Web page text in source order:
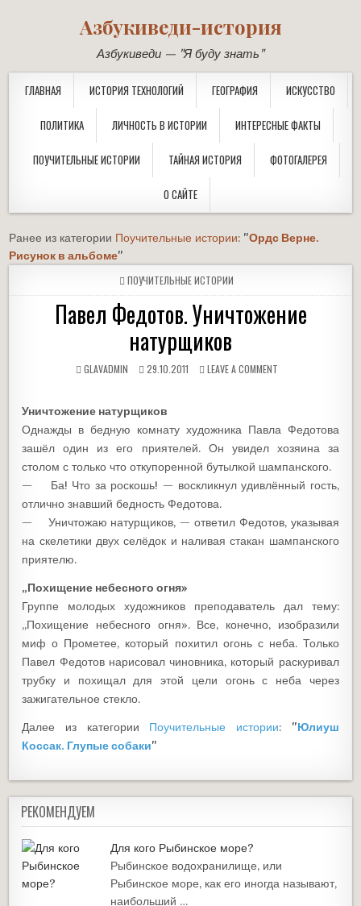
Азбукиведи-история
Азбукиведи — "Я буду знать"
ГЛАВНАЯ ИСТОРИЯ ТЕХНОЛОГИЙ ГЕОГРАФИЯ ИСКУССТВО
ПОЛИТИКА ЛИЧНОСТЬ В ИСТОРИИ ИНТЕРЕСНЫЕ ФАКТЫ
ПОУЧИТЕЛЬНЫЕ ИСТОРИИ ТАЙНАЯ ИСТОРИЯ ФОТОГАЛЕРЕЯ
О САЙТЕ
Ранее из категории Поучительные истории: "Ордс Верне.
Рисунок в альбоме"
POSTED
IN
ПОУЧИТЕЛЬНЫЕ ИСТОРИИ
Павел Федотов. Уничтожение
натурщиков
GLAVADMIN 29.10.2011 LEAVE A COMMENT
Уничтожение натурщиков
Однажды в бедную комнату художника Павла Федотова
зашёл один из его приятелей. Он увидел хозяина за
столом с только что откупоренной бутылкой шампанского.
— Ба! Что за роскошь! — воскликнул удивлённый гость,
отлично знавший бедность Федотова.
— Уничтожаю натурщиков, — ответил Федотов, указывая
на скелетики двух селёдок и наливая стакан шампанского
приятелю.
„Похищение небесного огня»
Группе молодых художников преподаватель дал тему:
„Похищение небесного огня». Все, конечно, изобразили
миф о Прометее, который похитил огонь с неба. Только
Павел Федотов нарисовал чиновника, который раскуривал
трубку и похищал для этой цели огонь с неба через
зажигательное стекло.
Далее из категории Поучительные истории: "Юлиуш
Коссак. Глупые собаки"
РЕКОМЕНДУЕМ
Для кого Рыбинское море?
Рыбинское водохранилище, или
Рыбинское море, как его иногда называют,
наибольший …